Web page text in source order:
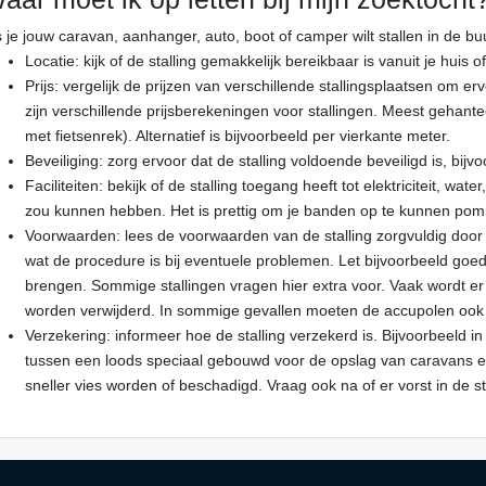
je jouw caravan, aanhanger, auto, boot of camper wilt stallen in de
Locatie: kijk of de stalling gemakkelijk bereikbaar is vanuit je huis
Prijs: vergelijk de prijzen van verschillende stallingsplaatsen om
zijn verschillende prijsberekeningen voor stallingen. Meest
met fietsenrek). Alternatief is bijvoorbeeld per vierkante meter.
Beveiliging: zorg ervoor dat de stalling voldoende beveiligd is,
Faciliteiten: bekijk of de stalling toegang heeft tot elektriciteit,
zou kunnen hebben. Het is prettig om je banden op te kunnen
Voorwaarden: lees de voorwaarden van de stalling zorgvuldig
wat de procedure is bij eventuele problemen. Let bijvoorbeeld
brengen. Sommige stallingen vragen hier extra voor. Vaak wordt
worden verwijderd. In sommige gevallen moeten de accupolen
Verzekering: informeer hoe de stalling verzekerd is. Bijvoorbeeld
tussen een loods speciaal gebouwd voor de opslag van caravans
sneller vies worden of beschadigd. Vraag ook na of er vorst in de